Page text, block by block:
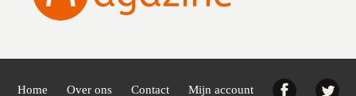
Home Over ons Contact Mijn account Facebook